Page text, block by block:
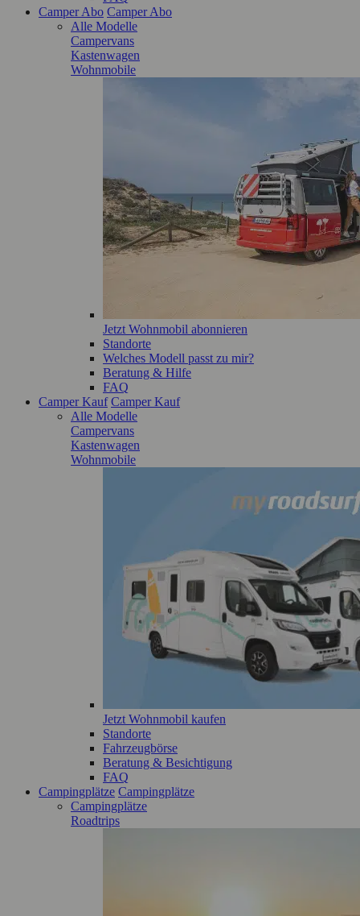
Camper Abo Camper Abo
Alle Modelle
Campervans
Kastenwagen
Wohnmobile
Jetzt Wohnmobil abonnieren
Standorte
Welches Modell passt zu mir?
Beratung & Hilfe
FAQ
Camper Kauf Camper Kauf
Alle Modelle
Campervans
Kastenwagen
Wohnmobile
Jetzt Wohnmobil kaufen
Standorte
Fahrzeugbörse
Beratung & Besichtigung
FAQ
Campingplätze Campingplätze
Campingplätze
Roadtrips